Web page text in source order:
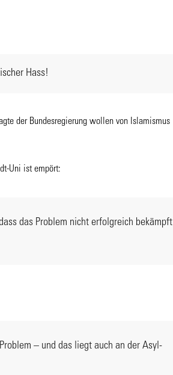
Hass!
der Bundesregierung wollen von Islamismus
Uni ist empört:
das Problem nicht erfolgreich bekämpft
– und das liegt auch an der Asyl-